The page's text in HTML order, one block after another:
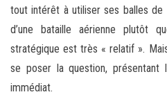
tout intérêt à utiliser ses balles de
d’une bataille aérienne plutôt
stratégique est très « relatif ».
se poser la question, présentant
immédiat.